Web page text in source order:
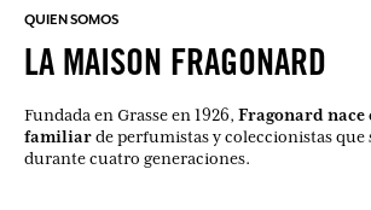
QUIEN SOMOS
LA MAISON FRAGONARD
Fundada en Grasse en 1926, Fragonard
familiarde perfumistas y coleccionistas
durante cuatro generaciones.